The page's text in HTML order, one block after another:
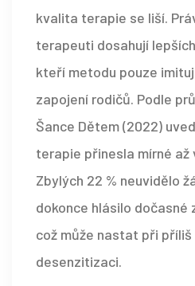
kvalita terapie se liší.
terapeuti dosahují
kteří metodu pouze
zapojení rodičů. Podle
Šance Dětem (2022)
terapie přinesla mírné až
Zbylých 22 % neuvidělo
dokonce hlásilo dočasné
což může nastat při
desenzitizaci.